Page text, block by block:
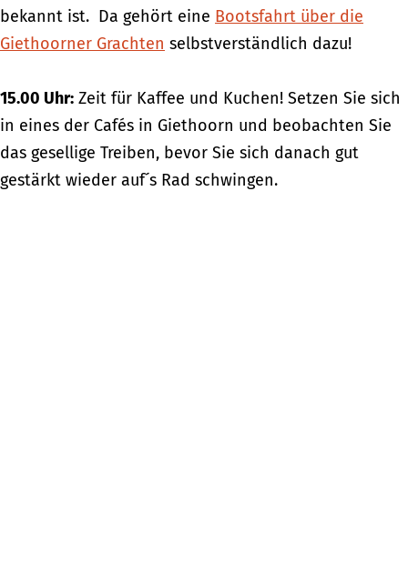
bekannt ist. Da gehört eine Bootsfahrt über die
Giethoorner Grachten selbstverständlich dazu!
15.00 Uhr: Zeit für Kaffee und Kuchen! Setzen Sie sich
in eines der Cafés in Giethoorn und beobachten Sie
das gesellige Treiben, bevor Sie sich danach gut
gestärkt wieder auf´s Rad schwingen.